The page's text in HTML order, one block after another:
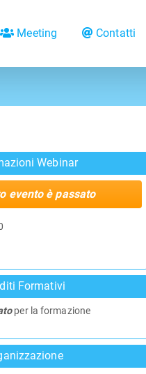
Meeting Contatti
Webinar
evento è passato
Formativi
per la formazione